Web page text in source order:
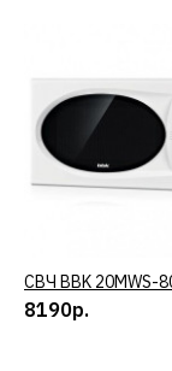
СВЧ BBK 20MWS-
8190р.